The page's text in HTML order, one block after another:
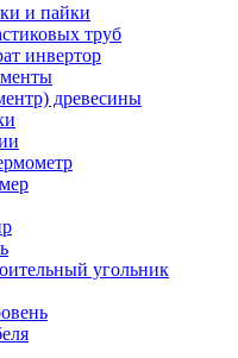
и пайки
труб
инвертор
древесины
угольник